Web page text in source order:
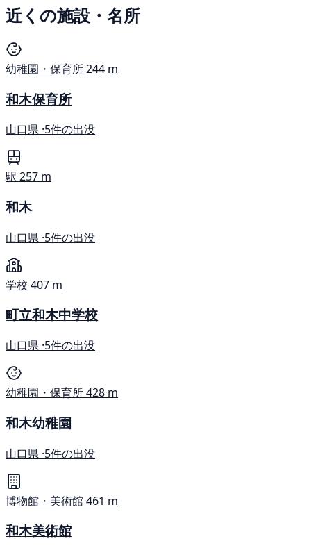
近くの施設・名所
幼稚園・保育所244 m
和木保育所
山口県 ·5件の出没
駅 257 m
和木
山口県 ·5件の出没
学校 407 m
町立和木中学校
山口県 ·5件の出没
幼稚園・保育所428 m
和木幼稚園
山口県 ·5件の出没
博物館・美術館461 m
和木美術館